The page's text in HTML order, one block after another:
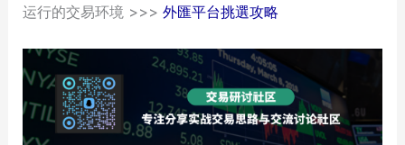
运行的交易环境 >>>外匯平台挑選攻略